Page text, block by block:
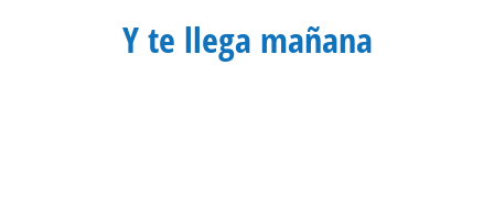
Y te llega mañana